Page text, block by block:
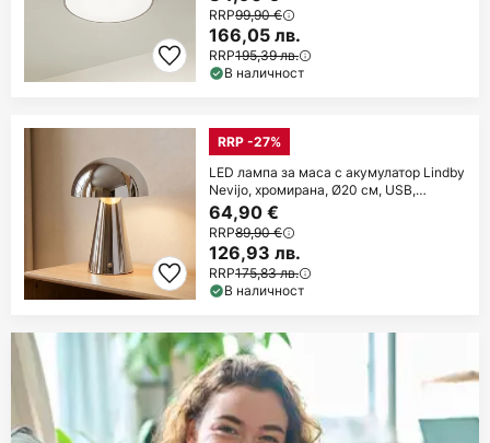
RRP99,90 €
166,05 лв.
RRP195,39 лв.
В наличност
RRP -27%
LED лампа за маса с акумулатор Lindby
Nevijo, хромирана, Ø20 см, USB,
регулатор
64,90 €
RRP89,90 €
126,93 лв.
RRP175,83 лв.
В наличност